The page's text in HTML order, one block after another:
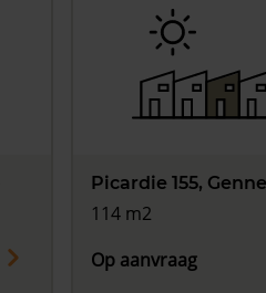
Picardie 155,
114 m2
Op aanvraag